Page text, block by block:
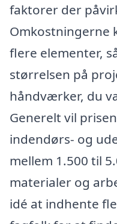
faktorer der
Omkostningerne
flere elementer,
størrelsen på
håndværker, du
Generelt vil
indendørs- og
mellem 1.500 til
materialer og
idé at indhente